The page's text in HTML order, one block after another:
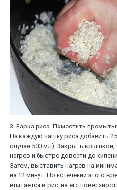
3. Варка риса. Поместить
На каждую чашку риса добавить
случае 500 мл). Закрыть крышкой,
нагрев и быстро довести до
Затем, выставить нагрев на
на 12 минут. По истечении этого
впитается в рис, на его